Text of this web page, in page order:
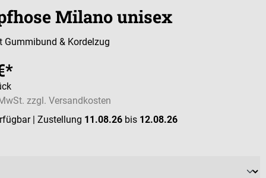
Milano unisex
Gummibund & Kordelzug
zzgl. Versandkosten
| Zustellung 11.08.26 bis 12.08.26